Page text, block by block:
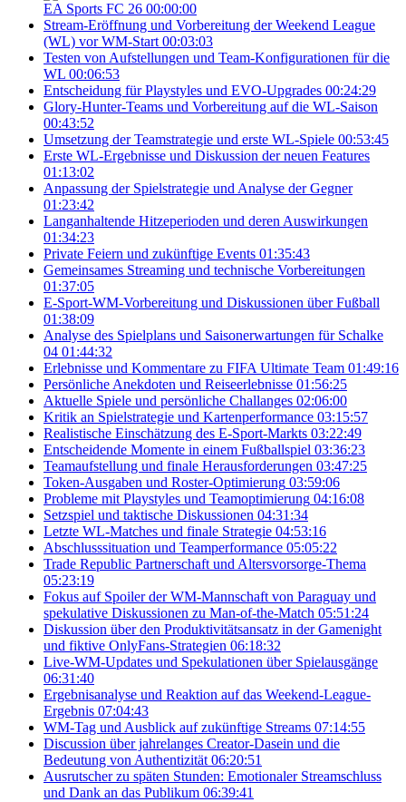
EA Sports FC 26 00:00:00
Stream-Eröffnung und Vorbereitung der Weekend League
(WL) vor WM-Start 00:03:03
Testen von Aufstellungen und Team-Konfigurationen für die
WL 00:06:53
Entscheidung für Playstyles und EVO-Upgrades 00:24:29
Glory-Hunter-Teams und Vorbereitung auf die WL-Saison
00:43:52
Umsetzung der Teamstrategie und erste WL-Spiele 00:53:45
Erste WL-Ergebnisse und Diskussion der neuen Features
01:13:02
Anpassung der Spielstrategie und Analyse der Gegner
01:23:42
Langanhaltende Hitzeperioden und deren Auswirkungen
01:34:23
Private Feiern und zukünftige Events 01:35:43
Gemeinsames Streaming und technische Vorbereitungen
01:37:05
E-Sport-WM-Vorbereitung und Diskussionen über Fußball
01:38:09
Analyse des Spielplans und Saisonerwartungen für Schalke
04 01:44:32
Erlebnisse und Kommentare zu FIFA Ultimate Team 01:49:16
Persönliche Anekdoten und Reiseerlebnisse 01:56:25
Aktuelle Spiele und persönliche Challanges 02:06:00
Kritik an Spielstrategie und Kartenperformance 03:15:57
Realistische Einschätzung des E-Sport-Markts 03:22:49
Entscheidende Momente in einem Fußballspiel 03:36:23
Teamaufstellung und finale Herausforderungen 03:47:25
Token-Ausgaben und Roster-Optimierung 03:59:06
Probleme mit Playstyles und Teamoptimierung 04:16:08
Setzspiel und taktische Diskussionen 04:31:34
Letzte WL-Matches und finale Strategie 04:53:16
Abschlusssituation und Teamperformance 05:05:22
Trade Republic Partnerschaft und Altersvorsorge-Thema
05:23:19
Fokus auf Spoiler der WM-Mannschaft von Paraguay und
spekulative Diskussionen zu Man-of-the-Match 05:51:24
Diskussion über den Produktivitätsansatz in der Gamenight
und fiktive OnlyFans-Strategien 06:18:32
Live-WM-Updates und Spekulationen über Spielausgänge
06:31:40
Ergebnisanalyse und Reaktion auf das Weekend-League-
Ergebnis 07:04:43
WM-Tag und Ausblick auf zukünftige Streams 07:14:55
Discussion über jahrelanges Creator-Dasein und die
Bedeutung von Authentizität 06:20:51
Ausrutscher zu späten Stunden: Emotionaler Streamschluss
und Dank an das Publikum 06:39:41